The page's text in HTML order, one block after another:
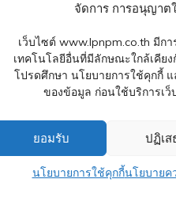
จัดการ การอนุญาต
เว็บไซต์ www.lpnpm.co.th มีก
เทคโนโลยีอื่นที่มีลักษณะใกล้เคีย
โปรดศึกษา นโยบายการใช้คุกกี้
ของข้อมูล ก่อนใช้บริการเ
ยอมรับ ปฏิเส
นโยบายการใช้คุกกี้นโยบายค
Protection
of steel
Calculation Formula
at Plate Mill
Plate Mill